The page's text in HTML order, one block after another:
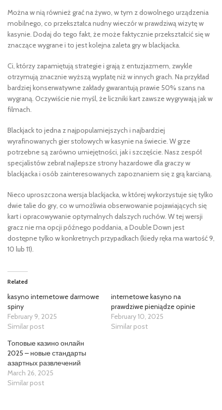
Można w nią również grać na żywo, w tym z dowolnego urządzenia
mobilnego, co przekształca nudny wieczór w prawdziwą wizytę w
kasynie. Dodaj do tego fakt, że może faktycznie przekształcić się w
znaczące wygrane i to jest kolejna zaleta gry w blackjacka.
Ci, którzy zapamiętują strategie i grają z entuzjazmem, zwykle
otrzymują znacznie wyższą wypłatę niż w innych grach. Na przykład
bardziej konserwatywne zakłady gwarantują prawie 50% szans na
wygraną. Oczywiście nie myśl, że liczniki kart zawsze wygrywają jak w
filmach.
Blackjack to jedna z najpopularniejszych i najbardziej
wyrafinowanych gier stołowych w kasynie na świecie. W grze
potrzebne są zarówno umiejętności, jak i szczęście. Nasz zespół
specjalistów zebrał najlepsze strony hazardowe dla graczy w
blackjacka i osób zainteresowanych zapoznaniem się z grą karcianą.
Nieco uproszczona wersja blackjacka, w której wykorzystuje się tylko
dwie talie do gry, co w umożliwia obserwowanie pojawiających się
kart i opracowywanie optymalnych dalszych ruchów. W tej wersji
gracz nie ma opcji późnego poddania, a Double Down jest
dostępne tylko w konkretnych przypadkach (kiedy ręka ma wartość 9,
10 lub 11).
Related
kasyno internetowe darmowe
spiny
February 9, 2025
Similar post
internetowe kasyno na
prawdziwe pieniądze opinie
February 10, 2025
Similar post
Топовые казино онлайн
2025 – новые стандарты
азартных развлечений
March 26, 2025
Similar post